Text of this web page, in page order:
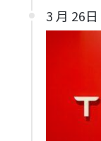
3 月 26日